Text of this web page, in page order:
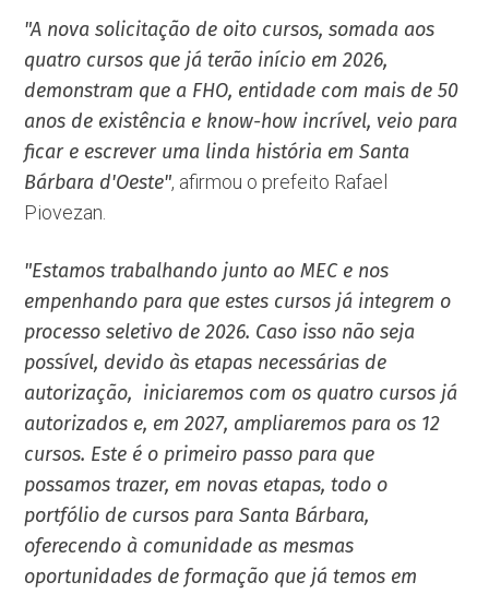
"A nova solicitação de oito cursos, somada aos
quatro cursos que já terão início em 2026,
demonstram que a FHO, entidade com mais de 50
anos de existência e know-how incrível, veio para
ficar e escrever uma linda história em Santa
Bárbara d'Oeste", afirmou o prefeito Rafael
Piovezan.
"Estamos trabalhando junto ao MEC e nos
empenhando para que estes cursos já integrem o
processo seletivo de 2026. Caso isso não seja
possível, devido às etapas necessárias de
autorização, iniciaremos com os quatro cursos já
autorizados e, em 2027, ampliaremos para os 12
cursos. Este é o primeiro passo para que
possamos trazer, em novas etapas, todo o
portfólio de cursos para Santa Bárbara,
oferecendo à comunidade as mesmas
oportunidades de formação que já temos em